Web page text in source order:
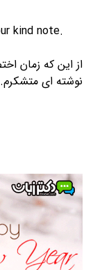
kind note.
از این که زمان
نوشته ای متشکرم.